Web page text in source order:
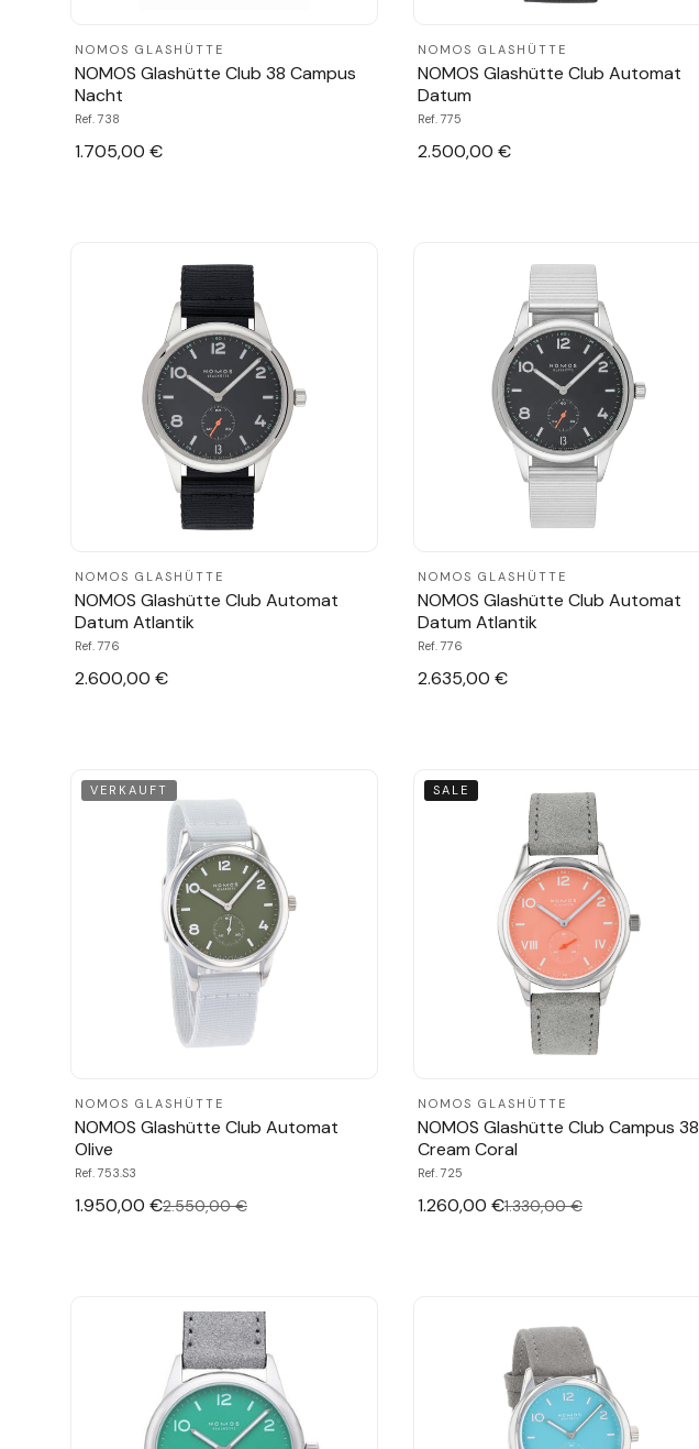
NOMOS GLASHÜTTE
NOMOS Glashütte Club 38 Campus
Nacht
Ref. 738
1.705,00 €
NOMOS GLASHÜTTE
NOMOS Glashütte Club Automat
Datum
Ref. 775
2.500,00 €
NOMOS GLASHÜTTE
NOMOS Glashütte Club Automat
Datum Atlantik
Ref. 776
2.600,00 €
NOMOS GLASHÜTTE
NOMOS Glashütte Club Automat
Datum Atlantik
Ref. 776
2.635,00 €
VERKAUFT
NOMOS GLASHÜTTE
NOMOS Glashütte Club Automat
Olive
Ref. 753.S3
1.950,00 €2.550,00 €
SALE
NOMOS GLASHÜTTE
NOMOS Glashütte Club Campus 38
Cream Coral
Ref. 725
1.260,00 €1.330,00 €